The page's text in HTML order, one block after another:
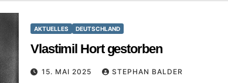
AKTUELLES DEUTSCHLAND
Vlastimil Hort gestorben
15. MAI 2025 STEPHAN BALDER